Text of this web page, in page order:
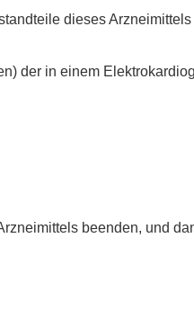
dieses Arzneimittels
der in einem
beenden, und